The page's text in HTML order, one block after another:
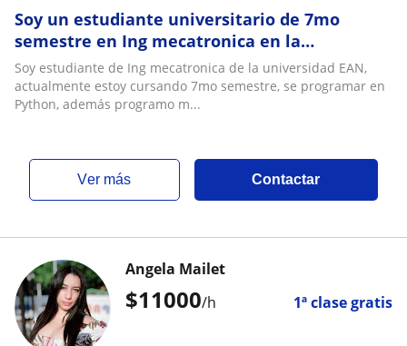
Soy un estudiante universitario de 7mo
semestre en Ing mecatronica en la
universidad EAN, puedo ayudar en materias
con relación
Soy estudiante de Ing mecatronica de la universidad EAN,
actualmente estoy cursando 7mo semestre, se programar en
Python, además programo m...
ver más Contactar
$11000/h 1ª clase gratis
Angela Mailet